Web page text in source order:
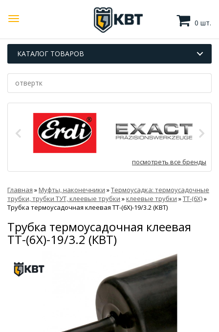
0 шт.
КАТАЛОГ ТОВАРОВ
посмотреть все бренды
Главная »Муфты, наконечники »Термоусадка: термоусадочные
трубки, трубки ТУТ, клеевые трубки »клеевые трубки »ТТ-(6Х)»
Трубка термоусадочная клеевая ТТ-(6Х)-19/3.2 (КВТ)
Трубка термоусадочная клеевая
ТТ-(6Х)-19/3.2 (КВТ)